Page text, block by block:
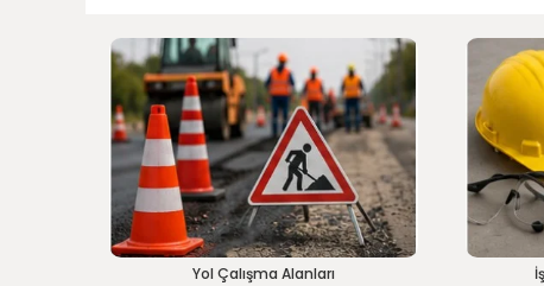
Yol Çalışma Alanları